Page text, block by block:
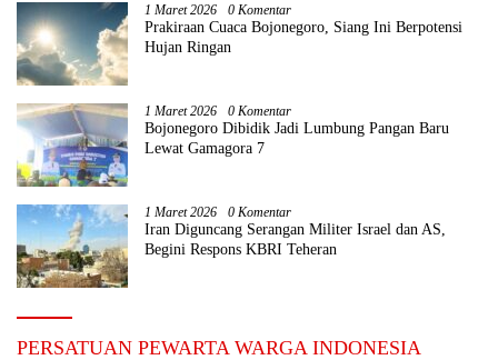
1 Maret 2026 0 Komentar
Prakiraan Cuaca Bojonegoro, Siang Ini Berpotensi
Hujan Ringan
1 Maret 2026 0 Komentar
Bojonegoro Dibidik Jadi Lumbung Pangan Baru
Lewat Gamagora 7
1 Maret 2026 0 Komentar
Iran Diguncang Serangan Militer Israel dan AS,
Begini Respons KBRI Teheran
PERSATUAN PEWARTA WARGA INDONESIA